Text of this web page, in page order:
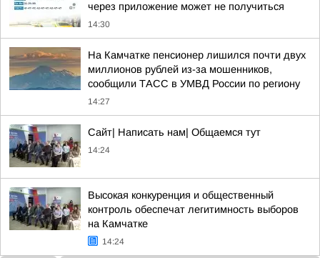
через приложение может не получиться
14:30
На Камчатке пенсионер лишился почти двух
миллионов рублей из-за мошенников,
сообщили ТАСС в УМВД России по региону
14:27
Сайт| Написать нам| Общаемся тут
14:24
Высокая конкуренция и общественный
контроль обеспечат легитимность выборов
на Камчатке
14:24